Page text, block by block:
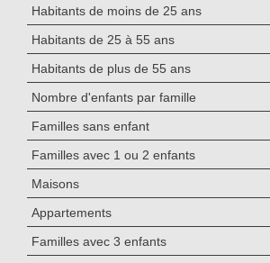
Habitants de moins de 25 ans
Habitants de 25 à 55 ans
Habitants de plus de 55 ans
Nombre d'enfants par famille
Familles sans enfant
Familles avec 1 ou 2 enfants
Maisons
Appartements
Familles avec 3 enfants